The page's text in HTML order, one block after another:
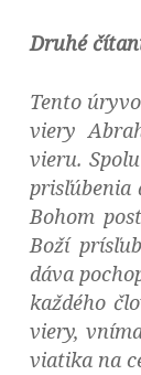
Druhé
Tento
viery
vieru.
prisľúbenia
Bohom
Boží
dáva
každého
viery,
viatika na